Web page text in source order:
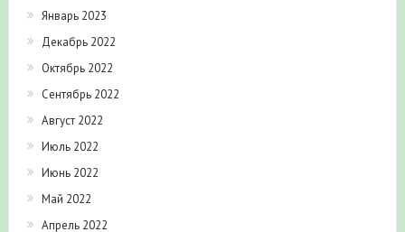
Январь 2023
Декабрь 2022
Октябрь 2022
Сентябрь 2022
Август 2022
Июль 2022
Июнь 2022
Май 2022
Апрель 2022